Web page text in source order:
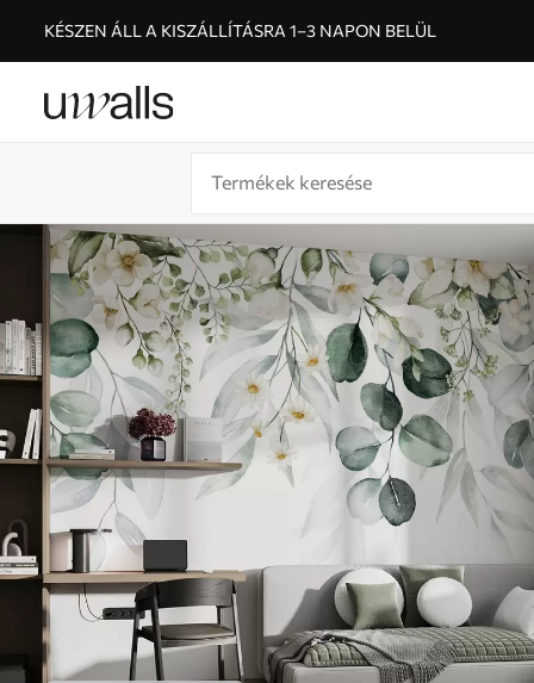
KÉSZEN ÁLL A KISZÁLLÍTÁSRA 1–3 NAPON BELÜL